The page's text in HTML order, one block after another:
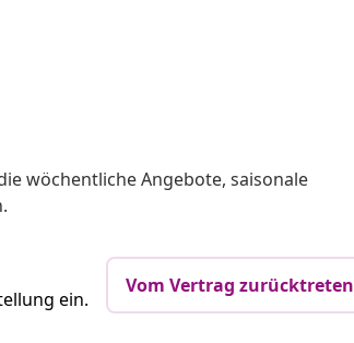
wöchentliche Angebote, saisonale
ein.
Vom Vertrag zurücktreten